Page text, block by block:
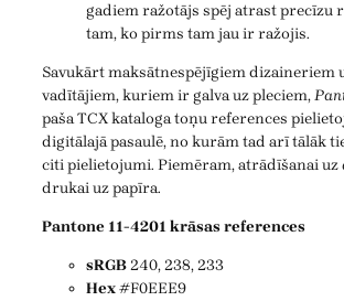
gadiem ražotājs spēj atrast precīzu
tam, ko pirms tam jau ir ražojis.
Savukārt maksātnespējīgiem dizaineriem
vadītājiem, kuriem ir galva uz pleciem,
paša TCX kataloga toņu references
digitālajā pasaulē, no kurām tad arī tālāk
citi pielietojumi. Piemēram, atrādīšanai uz
drukai uz papīra.
Pantone 11-4201 krāsas references
sRGB240, 238, 233
Hex#F0EEE9